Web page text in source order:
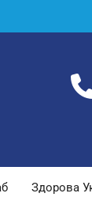
Здорова